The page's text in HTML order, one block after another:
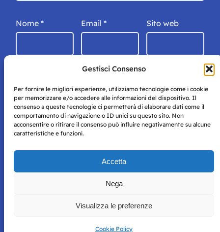
Gestisci Consenso
Per fornire le migliori esperienze, utilizziamo tecnologie come i cookie
per memorizzare e/o accedere alle informazioni del dispositivo. Il
consenso a queste tecnologie ci permetterà di elaborare dati come il
comportamento di navigazione o ID unici su questo sito. Non
acconsentire o ritirare il consenso può influire negativamente su alcune
caratteristiche e funzioni.
Accetta
Nega
Visualizza le preferenze
Cookie Policy
Nome * Email * Sito web
Storie di Napoli è una testata registrata presso il tribunale di
per mero scopo didattico e informativo.
perseguito secondo i termini di legge. Si nega l’utilizzo delle